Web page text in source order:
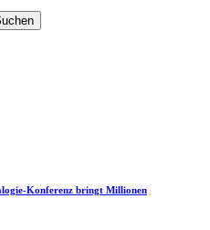
Konferenz bringt Millionen